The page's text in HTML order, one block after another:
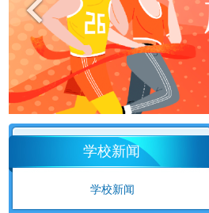
学校新闻
学校新闻